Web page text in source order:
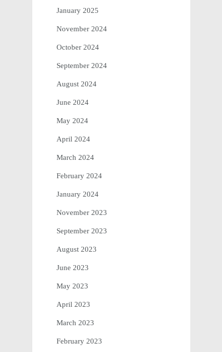
January 2025
November 2024
October 2024
September 2024
August 2024
June 2024
May 2024
April 2024
March 2024
February 2024
January 2024
November 2023
September 2023
August 2023
June 2023
May 2023
April 2023
March 2023
February 2023